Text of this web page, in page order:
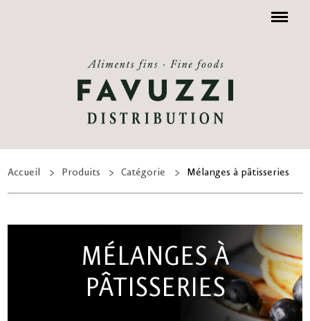
Menu
Accueil Produits Catégorie Mélanges à pâtisseries
MÉLANGES À
PÂTISSERIES